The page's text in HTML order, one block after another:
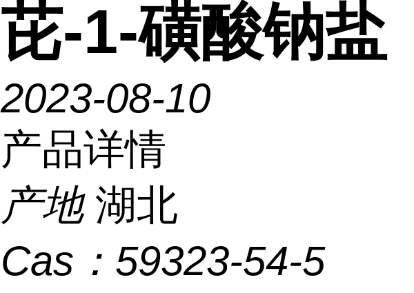
芘-1-磺酸钠盐
2023-08-10
产品详情
产地 湖北
Cas： 59323-54-5